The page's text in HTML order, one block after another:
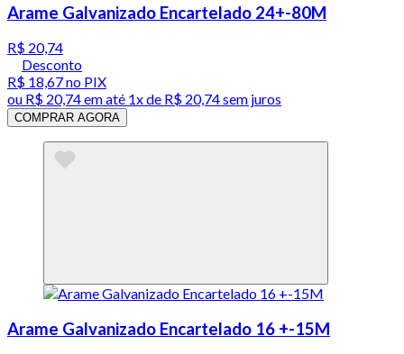
Arame Galvanizado Encartelado 24+-80M
R$ 20,74
Desconto
R$ 18,67no PIX
ou R$ 20,74em até 1x de R$ 20,74sem juros
COMPRAR AGORA
Arame Galvanizado Encartelado 16 +-15M